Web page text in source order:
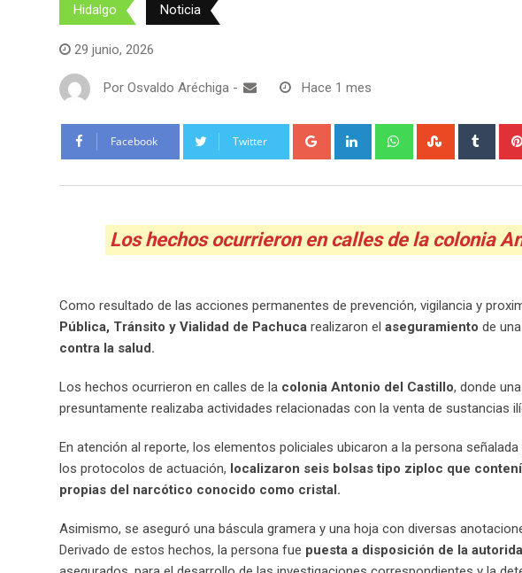
Hidalgo Noticia
29 junio, 2026
Por Osvaldo Aréchiga - Hace 1 mes
Facebook Twitter Google+ LinkedIn WhatsappStumbleUpon
Los hechos ocurrieron en calles de la colonia
Como resultado de las acciones permanentes de prevención, vigilancia y
Pública, Tránsito y Vialidad de Pachuca realizaron el aseguramiento de
contra la salud.
Los hechos ocurrieron en calles de la colonia Antonio del Castillo, donde
presuntamente realizaba actividades relacionadas con la venta de sustancias
En atención al reporte, los elementos policiales ubicaron a la persona
los protocolos de actuación, localizaron seis bolsas tipo ziploc que
propias del narcótico conocido como cristal.
Asimismo, se aseguró una báscula gramera y una hoja con diversas
Derivado de estos hechos, la persona fue puesta a disposición de la